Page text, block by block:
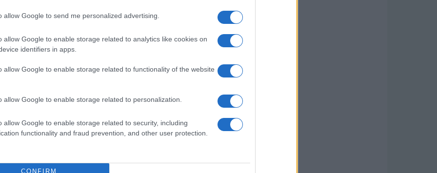
allow Google to send me personalized advertising.
allow Google to enable storage related to analytics like cookies on
identifiers in apps.
allow Google to enable storage related to functionality of the website
allow Google to enable storage related to personalization.
allow Google to enable storage related to security, including
functionality and fraud prevention, and other user protection.
CONFIRM
un fenomeno noto come Bill Shock
e superiori alle aspettative. Questo si verifica
gioco. In passato, la spesa IT era controllata
spesa è nelle mani degli ingegneri, che
clic.